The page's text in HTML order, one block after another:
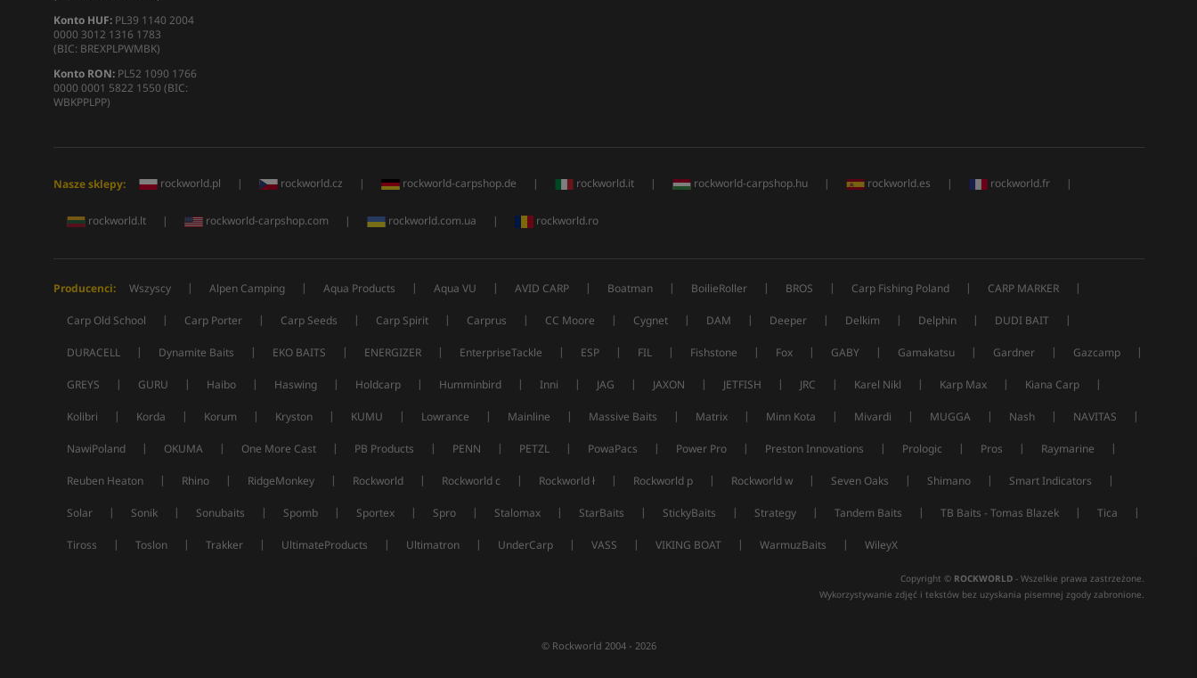
Konto HUF:PL39 1140 2004
0000 3012 1316 1783
(BIC: BREXPLPWMBK)
Konto RON:PL52 1090 1766
0000 0001 5822 1550 (BIC:
WBKPPLPP)
Nasze sklepy: rockworld.pl | rockworld.cz | rockworld-carpshop.de | rockworld.it | rockworld-carpshop.hu | rockworld.es | rockworld.fr |
rockworld.lt | rockworld-carpshop.com | rockworld.com.ua | rockworld.ro
Producenci: Wszyscy | Alpen Camping | Aqua Products | Aqua VU | AVID CARP | Boatman | BoilieRoller | BROS | Carp Fishing Poland | CARP MARKER |
Carp Old School | Carp Porter | Carp Seeds | Carp Spirit | Carprus | CC Moore | Cygnet | DAM | Deeper | Delkim | Delphin | DUDI BAIT |
DURACELL | Dynamite Baits | EKO BAITS | ENERGIZER | EnterpriseTackle | ESP | FIL | Fishstone | Fox | GABY | Gamakatsu | Gardner | Gazcamp |
GREYS | GURU | Haibo | Haswing | Holdcarp | Humminbird | Inni | JAG | JAXON | JETFISH | JRC | Karel Nikl | Karp Max | Kiana Carp |
Kolibri | Korda | Korum | Kryston | KUMU | Lowrance | Mainline | Massive Baits | Matrix | Minn Kota | Mivardi | MUGGA | Nash | NAVITAS |
NawiPoland | OKUMA | One More Cast | PB Products | PENN | PETZL | PowaPacs | Power Pro | Preston Innovations | Prologic | Pros | Raymarine |
Reuben Heaton | Rhino | RidgeMonkey | Rockworld | Rockworld c | Rockworld ł | Rockworld p | Rockworld w | Seven Oaks | Shimano | Smart Indicators |
Solar | Sonik | Sonubaits | Spomb | Sportex | Spro | Stalomax | StarBaits | StickyBaits | Strategy | Tandem Baits | TB Baits - Tomas Blazek | Tica |
Tiross | Toslon | Trakker | UltimateProducts | Ultimatron | UnderCarp | VASS | VIKING BOAT | WarmuzBaits | WileyX
Copyright © ROCKWORLD- Wszelkie prawa zastrzeżone.
Wykorzystywanie zdjęć i tekstów bez uzyskania pisemnej zgody zabronione.
© Rockworld 2004 - 2026